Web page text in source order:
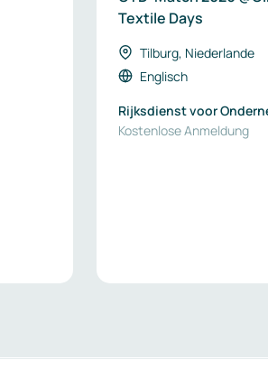
Textile Days
Tilburg, Niederlande
Englisch
Rijksdienst voor
Nederland (RVO)
Kostenlose Anmeldung